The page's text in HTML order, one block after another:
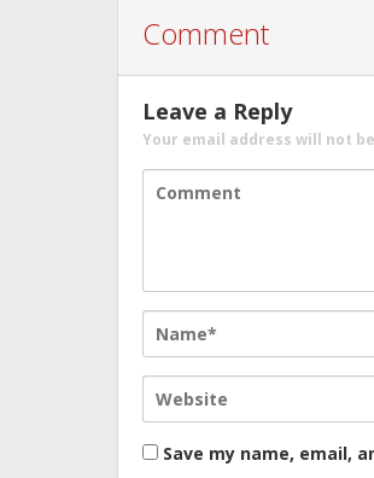
Comment
Leave a Reply
Your email address will not
Save my name, email,